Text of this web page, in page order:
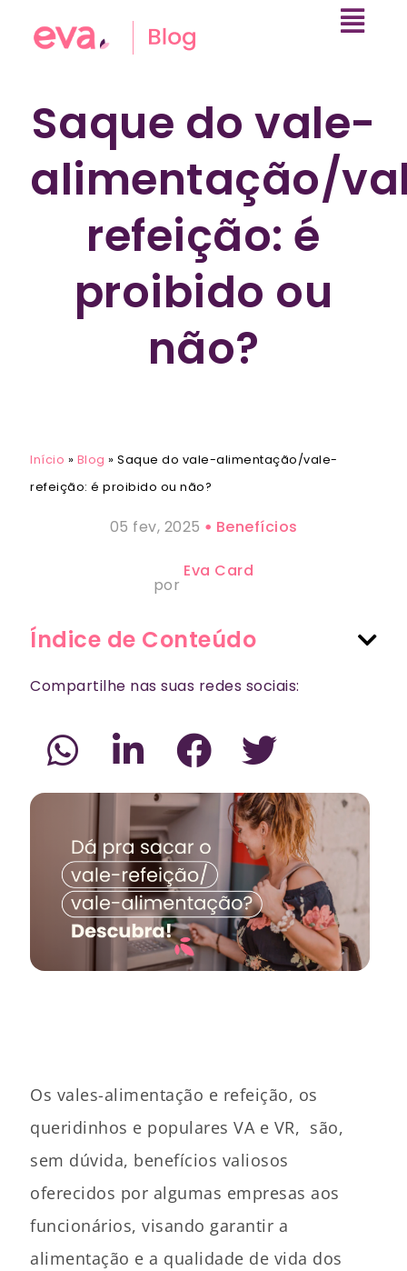
Saque do vale-
alimentação/
refeição: é
proibido ou
não?
Início » Blog » Saque do vale-alimentação/vale-
refeição: é proibido ou não?
05 fev, 2025 Benefícios
por
Eva Card
Índice de Conteúdo
Compartilhe nas suas redes sociais:
Os vales-alimentação e refeição, os
queridinhos e populares VA e VR, são,
sem dúvida, benefícios valiosos
oferecidos por algumas empresas aos
funcionários, visando garantir a
alimentação e a qualidade de vida dos